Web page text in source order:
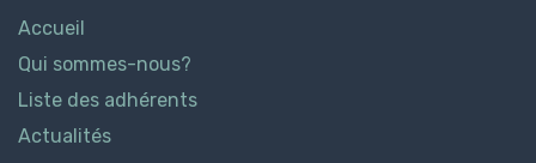
Accueil
Qui sommes-nous?
Liste des adhérents
Actualités